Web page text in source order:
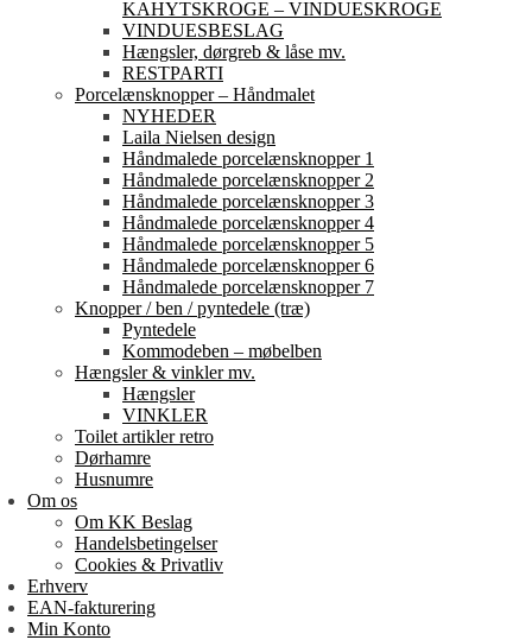
KAHYTSKROGE – VINDUESKROGE
VINDUESBESLAG
Hængsler, dørgreb & låse mv.
RESTPARTI
Porcelænsknopper – Håndmalet
NYHEDER
Laila Nielsen design
Håndmalede porcelænsknopper 1
Håndmalede porcelænsknopper 2
Håndmalede porcelænsknopper 3
Håndmalede porcelænsknopper 4
Håndmalede porcelænsknopper 5
Håndmalede porcelænsknopper 6
Håndmalede porcelænsknopper 7
Knopper / ben / pyntedele (træ)
Pyntedele
Kommodeben – møbelben
Hængsler & vinkler mv.
Hængsler
VINKLER
Toilet artikler retro
Dørhamre
Husnumre
Om os
Om KK Beslag
Handelsbetingelser
Cookies & Privatliv
Erhverv
EAN-fakturering
Min Konto